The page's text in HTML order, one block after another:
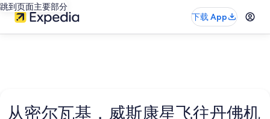
跳到页面主要部分
下载 App
从密尔瓦基，威斯康星飞往丹佛机